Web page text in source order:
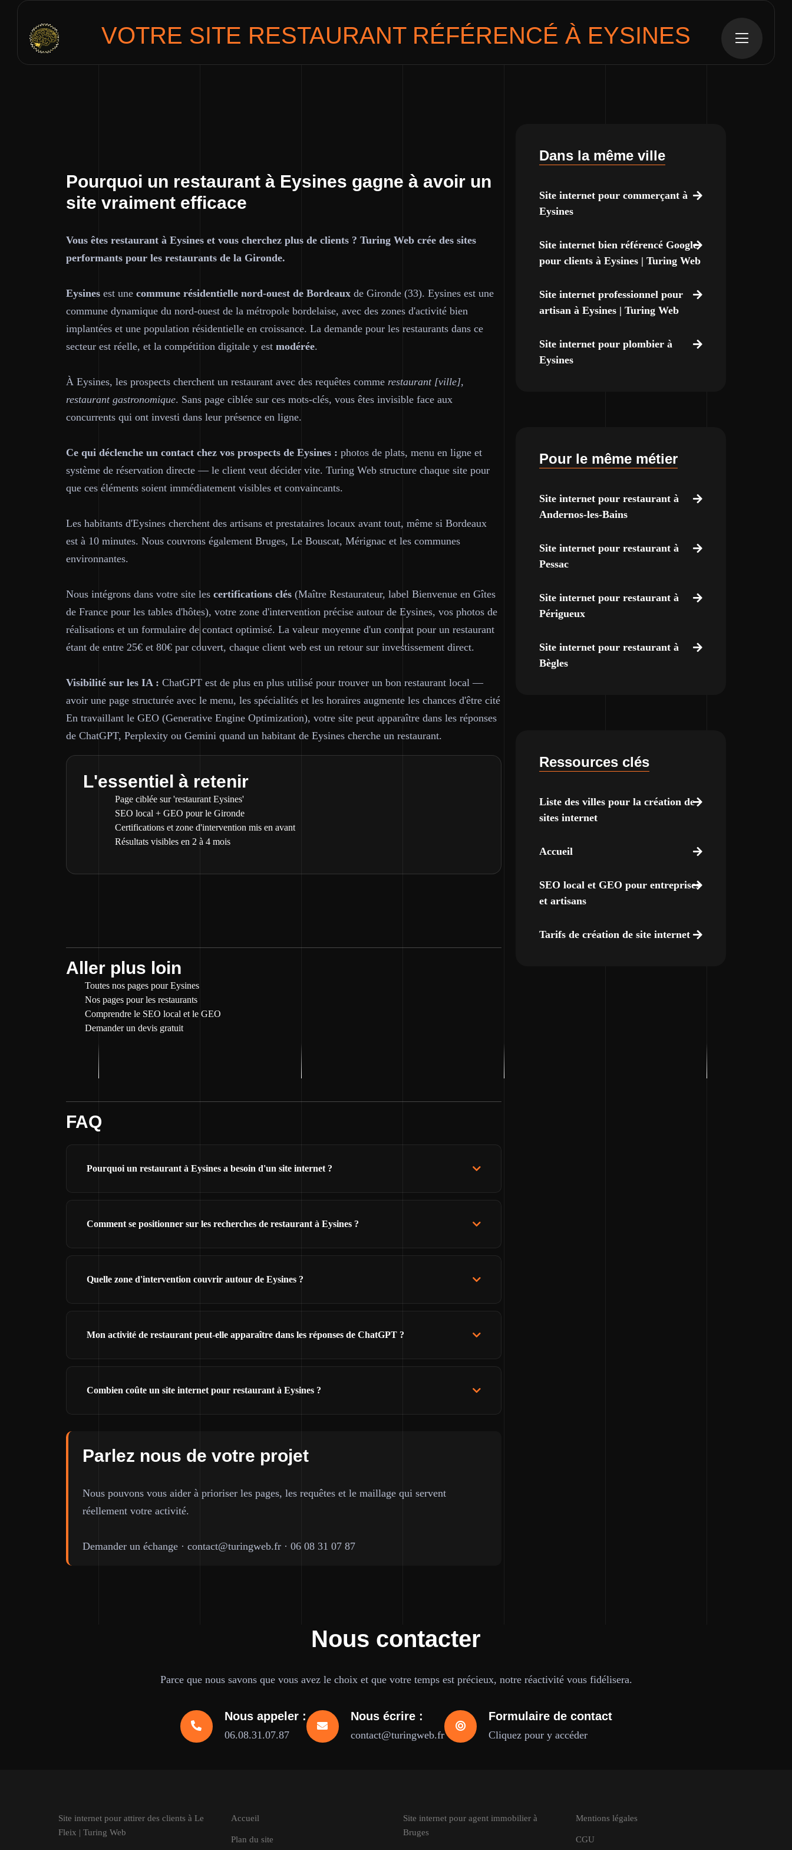
VOTRE SITE RESTAURANTRÉFÉRENCÉ À EYSINES
Pourquoi un restaurant à Eysines gagne à avoir un
site vraiment efficace
Vous êtes restaurant à Eysines et vous cherchez plus de clients ? Turing Web crée des sites
performants pour les restaurants de la Gironde.
Eysines est une commune résidentielle nord-ouest de Bordeaux de Gironde (33). Eysines est une
commune dynamique du nord-ouest de la métropole bordelaise, avec des zones d'activité bien
implantées et une population résidentielle en croissance. La demande pour les restaurants dans ce
secteur est réelle, et la compétition digitale y est modérée.
À Eysines, les prospects cherchent un restaurant avec des requêtes comme restaurant [ville],
restaurant gastronomique. Sans page ciblée sur ces mots-clés, vous êtes invisible face aux
concurrents qui ont investi dans leur présence en ligne.
Ce qui déclenche un contact chez vos prospects de Eysines : photos de plats, menu en ligne et
système de réservation directe — le client veut décider vite. Turing Web structure chaque site pour
que ces éléments soient immédiatement visibles et convaincants.
Les habitants d'Eysines cherchent des artisans et prestataires locaux avant tout, même si Bordeaux
est à 10 minutes. Nous couvrons également Bruges, Le Bouscat, Mérignac et les communes
environnantes.
Nous intégrons dans votre site les certifications clés (Maître Restaurateur, label Bienvenue en Gîtes
de France pour les tables d'hôtes), votre zone d'intervention précise autour de Eysines, vos photos de
réalisations et un formulaire de contact optimisé. La valeur moyenne d'un contrat pour un restaurant
étant de entre 25€ et 80€ par couvert, chaque client web est un retour sur investissement direct.
Visibilité sur les IA : ChatGPT est de plus en plus utilisé pour trouver un bon restaurant local —
avoir une page structurée avec le menu, les spécialités et les horaires augmente les chances d'être cité
En travaillant le GEO (Generative Engine Optimization), votre site peut apparaître dans les réponses
de ChatGPT, Perplexity ou Gemini quand un habitant de Eysines cherche un restaurant.
L'essentiel à retenir
Page ciblée sur 'restaurant Eysines'
SEO local + GEO pour le Gironde
Certifications et zone d'intervention mis en avant
Résultats visibles en 2 à 4 mois
Aller plus loin
Toutes nos pages pour Eysines
Nos pages pour les restaurants
Comprendre le SEO local et le GEO
Demander un devis gratuit
FAQ
Pourquoi un restaurant à Eysines a besoin d'un site internet ?
Comment se positionner sur les recherches de restaurant à Eysines ?
Quelle zone d'intervention couvrir autour de Eysines ?
Mon activité de restaurant peut-elle apparaître dans les réponses de ChatGPT ?
Combien coûte un site internet pour restaurant à Eysines ?
Parlez nous de votre projet
Nous pouvons vous aider à prioriser les pages, les requêtes et le maillage qui servent
réellement votre activité.
Demander un échange · contact@turingweb.fr · 06 08 31 07 87
Dans la même ville
Site internet pour commerçant à
Eysines
Site internet bien référencé Google
pour clients à Eysines | Turing Web
Site internet professionnel pour
artisan à Eysines | Turing Web
Site internet pour plombier à
Eysines
Pour le même métier
Site internet pour restaurant à
Andernos-les-Bains
Site internet pour restaurant à
Pessac
Site internet pour restaurant à
Périgueux
Site internet pour restaurant à
Bègles
Ressources clés
Liste des villes pour la création de
sites internet
Accueil
SEO local et GEO pour entreprises
et artisans
Tarifs de création de site internet
Nous contacter
Parce que nous savons que vous avez le choix et que votre temps est précieux, notre réactivité vous fidélisera.
Nous appeler :
06.08.31.07.87
Nous écrire :
contact@turingweb.fr
Formulaire de contact
Cliquez pour y accéder
Site internet pour attirer des clients à Le
Fleix | Turing Web
Accueil
Plan du site
Site internet pour agent immobilier à
Bruges
Mentions légales
CGU